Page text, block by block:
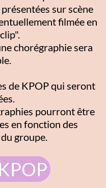
sur scène
filmée en
chorégraphie sera
de KPOP qui seront
pourront être
en fonction des
groupe.